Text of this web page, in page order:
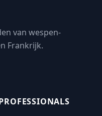
van wespen-
Frankrijk.